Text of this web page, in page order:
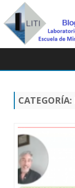
CATEGORÍA: